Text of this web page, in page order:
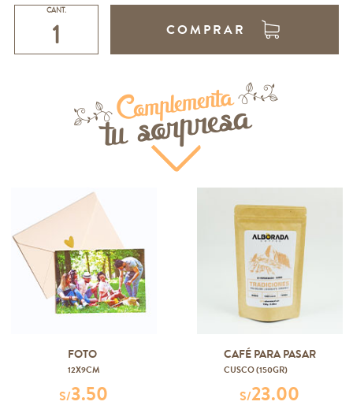
CANT.
COMPRAR
Complementa
tu sorpresa
FOTO
12X9CM
S/3.50
CAFÉ PARA PASAR
CUSCO (150GR)
S/23.00